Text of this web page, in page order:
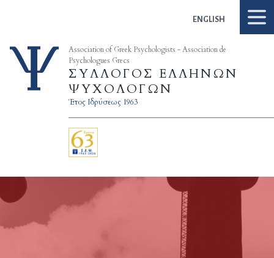
ENGLISH
Association of Greek Psychologists - Association de
Psychologues Grecs
ΣΥΛΛΟΓΟΣ ΕΛΛΗΝΩΝ
ΨΥΧΟΛΟΓΩΝ
Έτος Ιδρύσεως 1963